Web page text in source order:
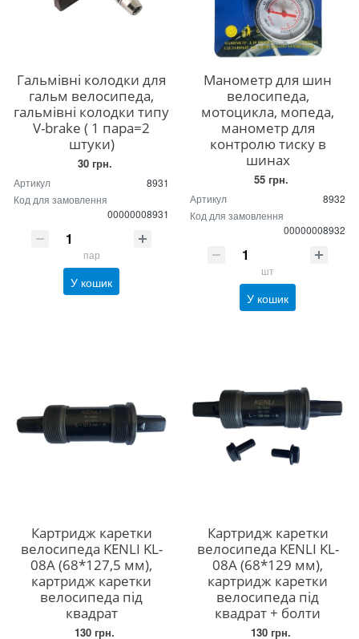
Гальмівні колодки для
гальм велосипеда,
гальмівні колодки типу
V-brake ( 1 пара=2
штуки)
30 грн.
Артикул
8931
Код для замовлення
00000008931
пар
У кошик
Манометр для шин
велосипеда,
мотоцикла, мопеда,
манометр для
контролю тиску в
шинах
55 грн.
Артикул
8932
Код для замовлення
00000008932
шт
У кошик
Картридж каретки
велосипеда KENLI KL-
08A (68*127,5 мм),
картридж каретки
велосипеда під
квадрат
130 грн.
Картридж каретки
велосипеда KENLI KL-
08A (68*129 мм),
картридж каретки
велосипеда під
квадрат + болти
130 грн.